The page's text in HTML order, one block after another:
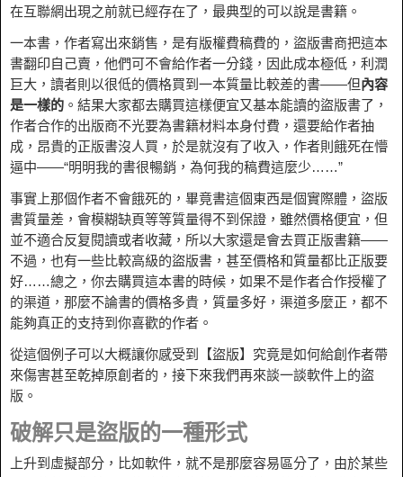
在互聯網出現之前就已經存在了，最典型的可以說是書籍。
一本書，作者寫出來銷售，是有版權費稿費的，盜版書商把這本
書翻印自己賣，他們可不會給作者一分錢，因此成本極低，利潤
巨大，讀者則以很低的價格買到一本質量比較差的書——但內容
是一樣的 。結果大家都去購買這樣便宜又基本能讀的盜版書了，
作者合作的出版商不光要為書籍材料本身付費，還要給作者抽
成，昂貴的正版書沒人買，於是就沒有了收入，作者則餓死在懵
逼中——“明明我的書很暢銷，為何我的稿費這麼少……”
事實上那個作者不會餓死的，畢竟書這個東西是個實際體，盜版
書質量差，會模糊缺頁等等質量得不到保證，雖然價格便宜，但
並不適合反复閱讀或者收藏，所以大家還是會去買正版書籍——
不過，也有一些比較高級的盜版書，甚至價格和質量都比正版要
好……總之，你去購買這本書的時候，如果不是作者合作授權了
的渠道，那麼不論書的價格多貴，質量多好，渠道多麼正，都不
能夠真正的支持到你喜歡的作者。
從這個例子可以大概讓你感受到【盜版】究竟是如何給創作者帶
來傷害甚至乾掉原創者的，接下來我們再來談一談軟件上的盜
版。
破解只是盜版的一種形式
上升到虛擬部分，比如軟件，就不是那麼容易區分了，由於某些